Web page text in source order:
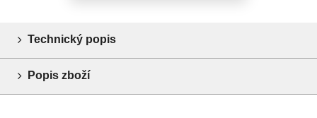
Technický popis
Popis zboží